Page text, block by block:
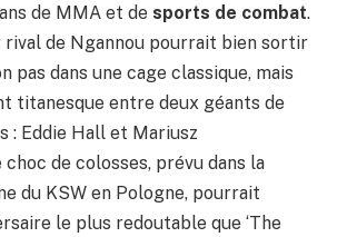
de MMA et de sports de combat.
de Ngannou pourrait bien sortir
pas dans une cage classique, mais
titanesque entre deux géants de
: Eddie Hall et Mariusz
choc de colosses, prévu dans la
du KSW en Pologne, pourrait
le plus redoutable que ‘The